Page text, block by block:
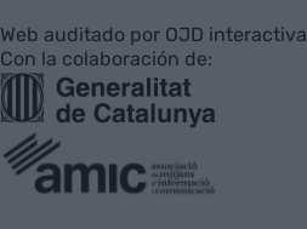
Web auditado por OJD interactiva
Con la colaboración de: